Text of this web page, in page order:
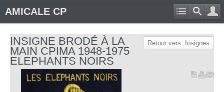
AMICALE CP
Retour vers: Insignes
INSIGNE BRODÉ À LA
MAIN CPIMA 1948-1975
ELEPHANTS NOIRS